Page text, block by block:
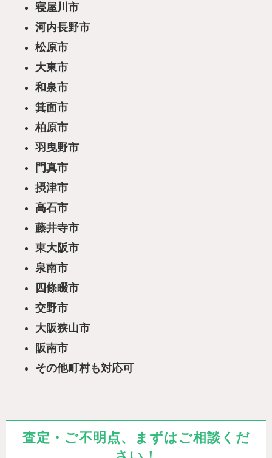
寝屋川市
河内長野市
松原市
大東市
和泉市
箕面市
柏原市
羽曳野市
門真市
摂津市
高石市
藤井寺市
東大阪市
泉南市
四條畷市
交野市
大阪狭山市
阪南市
その他町村も対応可
査定・ご不明点、まずはご相談くだ